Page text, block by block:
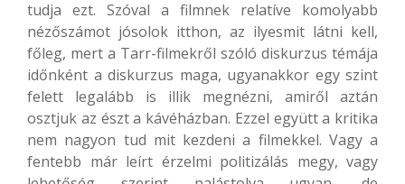
tudja ezt. Szóval a filmnek relatíve komolyabb
nézőszámot jósolok itthon, az ilyesmit látni kell,
főleg, mert a Tarr-filmekről szóló diskurzus témája
időnként a diskurzus maga, ugyanakkor egy szint
felett legalább is illik megnézni, amiről aztán
osztjuk az észt a kávéházban. Ezzel együtt a kritika
nem nagyon tud mit kezdeni a filmekkel. Vagy a
fentebb már leírt érzelmi politizálás megy, vagy